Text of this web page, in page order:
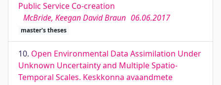
Public Service Co-creation
McBride, Keegan David Braun 06.06.2017
master's theses
10. Open Environmental Data Assimilation Under
Unknown Uncertainty and Multiple Spatio-
Temporal Scales. Keskkonna avaandmete